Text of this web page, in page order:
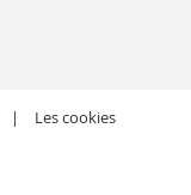
Les cookies